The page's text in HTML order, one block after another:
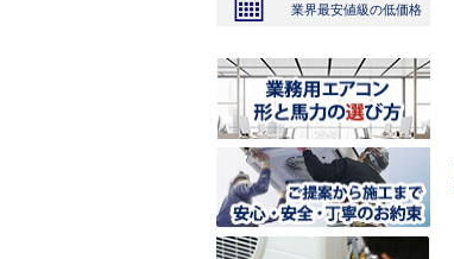
業界最安値級の低価格